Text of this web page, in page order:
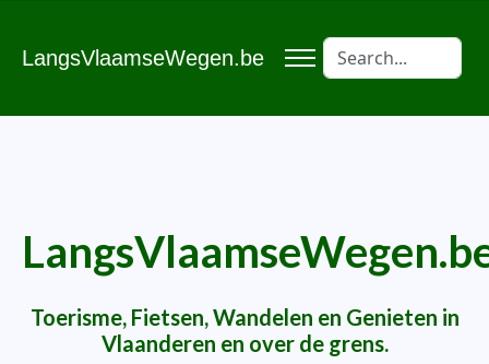
LangsVlaamseWegen.be
Toerisme, Fietsen, Wandelen en Genieten in
Vlaanderen en over de grens.